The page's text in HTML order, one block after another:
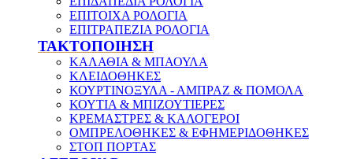
ΕΠΙΤΟΙΧΑ ΡΟΛΟΓΙΑ
ΕΠΙΤΡΑΠΕΖΙΑ ΡΟΛΟΓΙΑ
ΤΑΚΤΟΠΟΙΗΣΗ
ΚΑΛΑΘΙΑ & ΜΠΑΟΥΛΑ
ΚΛΕΙΔΟΘΗΚΕΣ
ΚΟΥΡΤΙΝΟΞΥΛΑ - ΑΜΠΡΑΖ & ΠΟΜΟΛΑ
ΚΟΥΤΙΑ & ΜΠΙΖΟΥΤΙΕΡΕΣ
ΚΡΕΜΑΣΤΡΕΣ & ΚΑΛΟΓΕΡΟΙ
ΟΜΠΡΕΛΟΘΗΚΕΣ & ΕΦΗΜΕΡΙΔΟΘΗΚΕΣ
ΣΤΟΠ ΠΟΡΤΑΣ